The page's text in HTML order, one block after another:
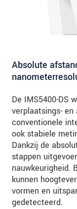
Absolute
De IMS5400-DS
verplaatsings-
conventionele
ook stabiele
Dankzij de
stappen
nauwkeurigheid.
kunnen
vormen en
gedetecteerd.